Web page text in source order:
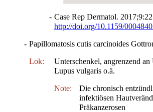
- Case Rep Dermatol.
http://doi.org/10.1159/
- Papillomatosis cutis carcinoides
Lok:
Unterschenkel, angrenzend
Lupus vulgaris o.ä.
Note:
Die chronisch
infektiösen
Präkanzerosen